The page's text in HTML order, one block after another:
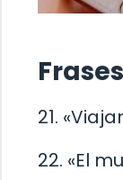
21.
22. «El